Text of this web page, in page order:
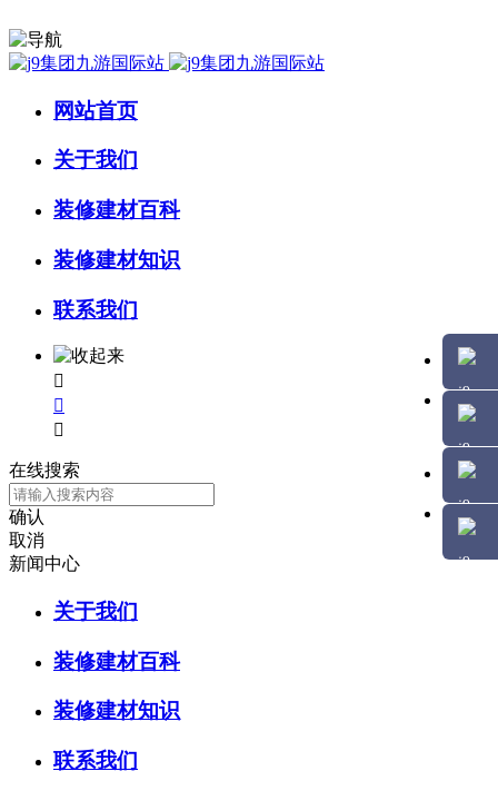
网站首页
关于我们
装修建材百科
装修建材知识
联系我们



在线搜索
确认
取消
新闻中心
关于我们
装修建材百科
装修建材知识
联系我们